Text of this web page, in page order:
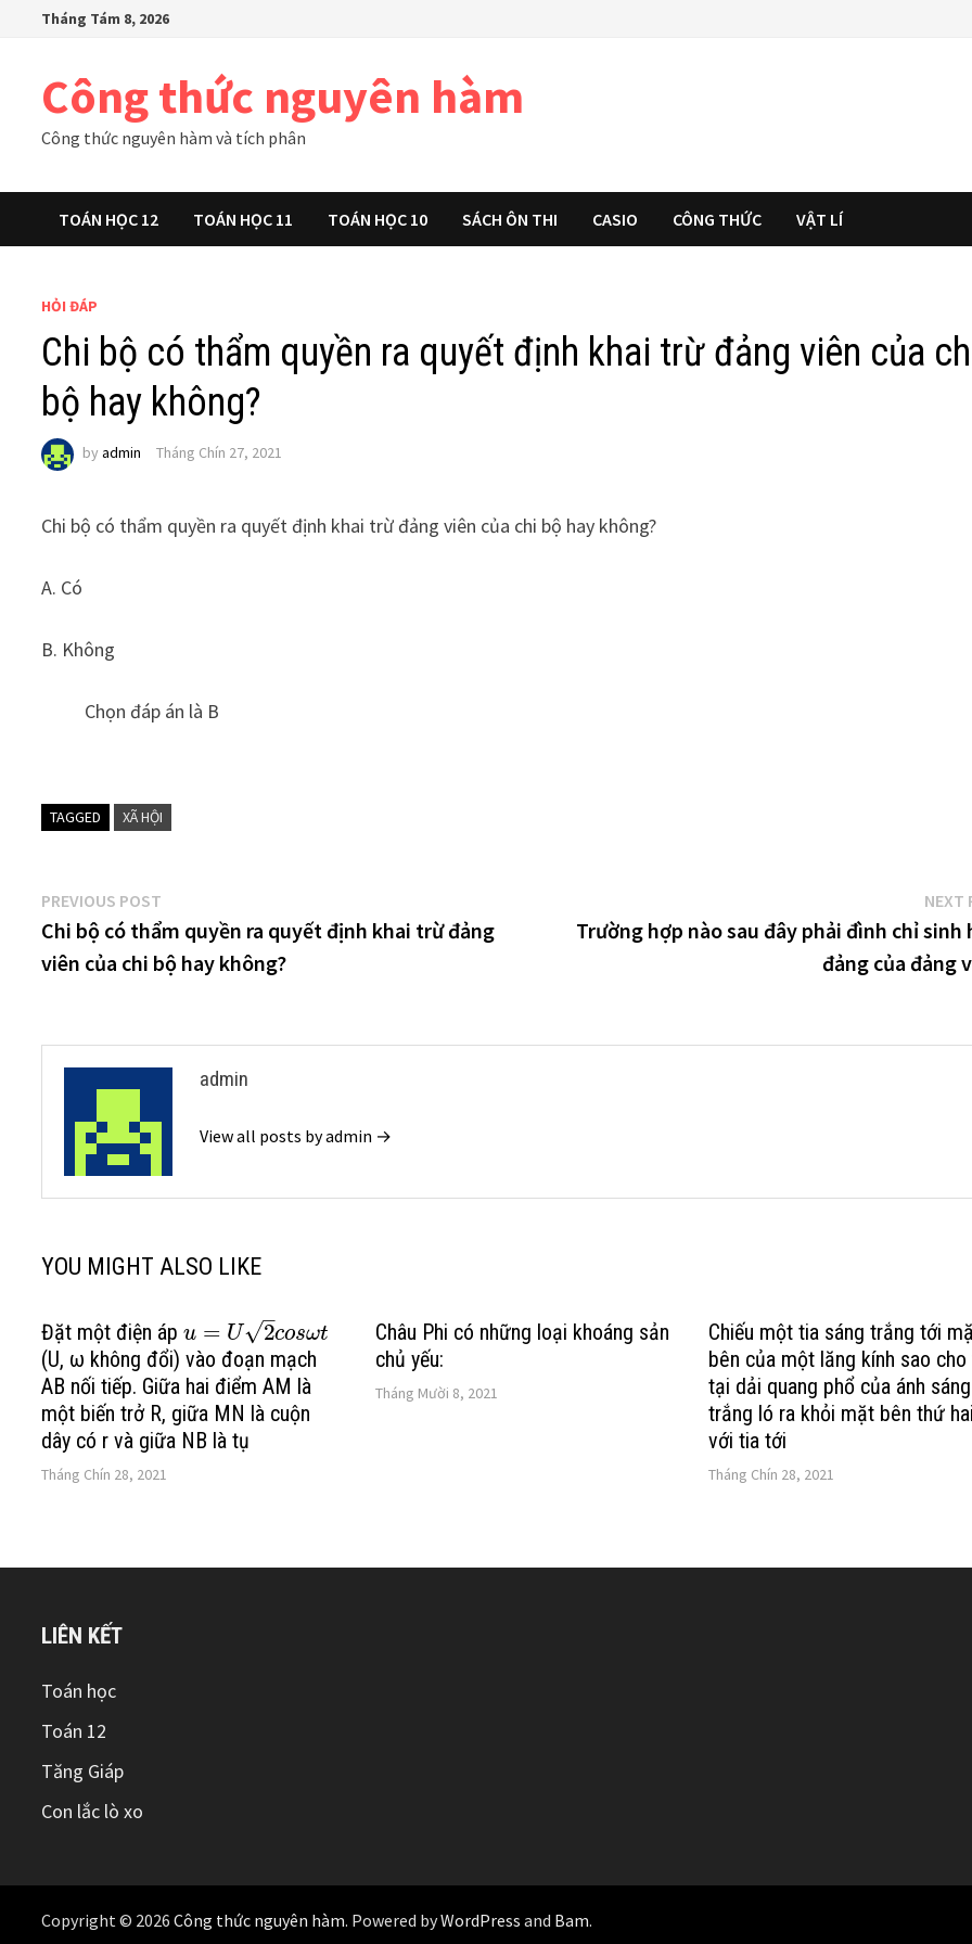
Tháng Tám 8, 2026
Công thức nguyên hàm
Công thức nguyên hàm và tích phân
TOÁN HỌC 12 TOÁN HỌC 11 TOÁN HỌC 10 SÁCH ÔN THI CASIO CÔNG THỨC VẬT LÍ
HỎI ĐÁP
Chi bộ có thẩm quyền ra quyết định khai trừ đảng viên của
bộ hay không?
byadmin Tháng Chín 27, 2021
Chi bộ có thẩm quyền ra quyết định khai trừ đảng viên của chi bộ hay không?
A. Có
B. Không
Chọn đáp án là B
TAGGED XÃ HỘI
Điều
hướng
PREVIOUS POST
post:
Chi bộ có thẩm quyền ra quyết định khai trừ đảng
viên của chi bộ hay không?
NEXT
Trường hợp nào sau đây phải đình chỉ sinh
đảng của đảng
admin
View all posts by admin →
YOU MIGHT ALSO LIKE
Đặt một điện ápu = U 2
–
√ cosωt
(U, ω không đổi) vào đoạn mạch
AB nối tiếp. Giữa hai điểm AM là
một biến trở R, giữa MN là cuộn
dây có r và giữa NB là tụ
Tháng Chín 28, 2021
Châu Phi có những loại khoáng sản
chủ yếu:
Tháng Mười 8, 2021
Chiếu một tia sáng trắng tới
bên của một lăng kính sao cho
tại dải quang phổ của ánh sáng
trắng ló ra khỏi mặt bên thứ
với tia tới
Tháng Chín 28, 2021
LIÊN KẾT
Toán học
Toán 12
Tăng Giáp
Con lắc lò xo
Copyright © 2026Công thức nguyên hàm. Powered byWordPress and Bam.